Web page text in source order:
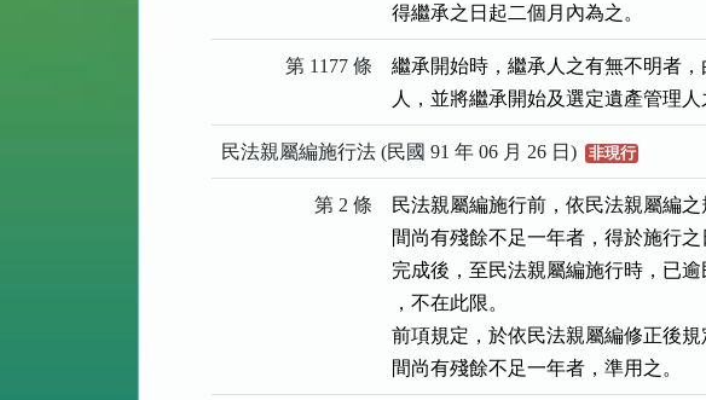
得繼承之日起二個月內為之。
第 1177 條
繼承開始時，繼承人之有無不明者
人，並將繼承開始及選定遺產管理人
民法親屬編施行法 (民國 91 年 06 月 26 日) 非現行
第 2 條
民法親屬編施行前，依民法親屬編
間尚有殘餘不足一年者，得於施行
完成後，至民法親屬編施行時，已
，不在此限。
前項規定，於依民法親屬編修正後
間尚有殘餘不足一年者，準用之。